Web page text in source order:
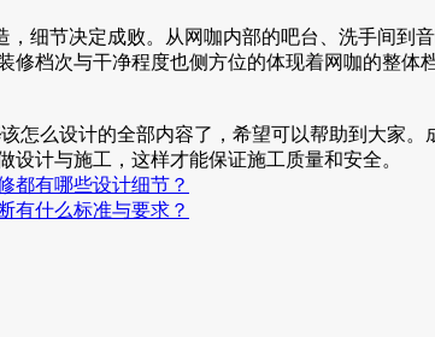
，细节决定成败。从网咖内部的吧台、洗手间到
修档次与干净程度也侧方位的体现着网咖的整
该怎么设计的全部内容了，希望可以帮助到大家
设计与施工，这样才能保证施工质量和安全。
都有哪些设计细节？
有什么标准与要求？